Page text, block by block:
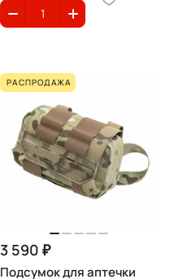
РАСПРОДАЖА
3 590 ₽
Подсумок для аптечки